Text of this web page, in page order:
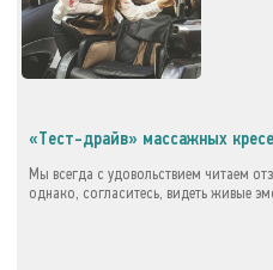
«Тест-драйв» массажных
Мы всегда с удовольствием читаем
однако, согласитесь, видеть живые